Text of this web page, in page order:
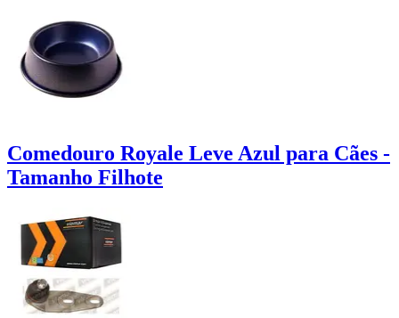
Comedouro Royale Leve Azul para Cães -
Tamanho Filhote